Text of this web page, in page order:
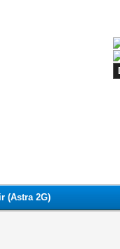
(Astra 2G)